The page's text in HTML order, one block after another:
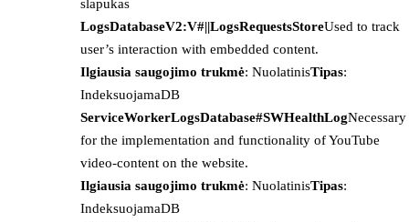
slapukas
LogsDatabaseV2:V#||LogsRequestsStoreUsed to track
user’s interaction with embedded content.
Ilgiausia saugojimo trukmė: NuolatinisTipas:
IndeksuojamaDB
ServiceWorkerLogsDatabase#SWHealthLogNecessary
for the implementation and functionality of YouTube
video-content on the website.
Ilgiausia saugojimo trukmė: NuolatinisTipas:
IndeksuojamaDB